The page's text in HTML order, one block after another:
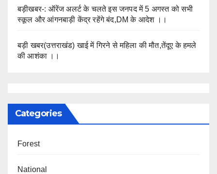
बड़ीखबर-: ऑरेंज अलर्ट के चलते इस जनपद में 5 अगस्त को सभी
स्कूल और आंगनबाड़ी केंद्र रहेंगे बंद,DM के आदेश ।।
बड़ी खबर(उत्तराखंड) खाई में गिरने से महिला की मौत,तेंदूए के हमले
की आशंका ।।
Categories
Forest
National